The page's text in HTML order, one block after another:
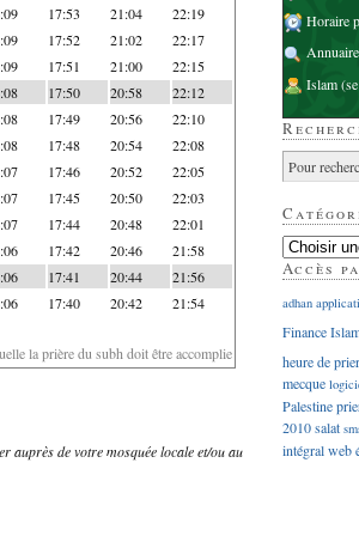
17:53 21:04 22:19
17:52 21:02 22:17
17:51 21:00 22:15
17:50 20:58 22:12
17:49 20:56 22:10
17:48 20:54 22:08
17:46 20:52 22:05
17:45 20:50 22:03
17:44 20:48 22:01
17:42 20:46 21:58
17:41 20:44 21:56
17:40 20:42 21:54
la prière du subh doit être accomplie
auprès de votre mosquée locale et/ou au
Horaire
Islam
Accès
adhan
Finance
heure de
mecque
Palestine
2010salat
intégralweb